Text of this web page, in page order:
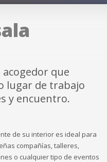
que
lugar de trabajo
y encuentro.
de su interior es ideal para
compañías, talleres,
o cualquier tipo de eventos